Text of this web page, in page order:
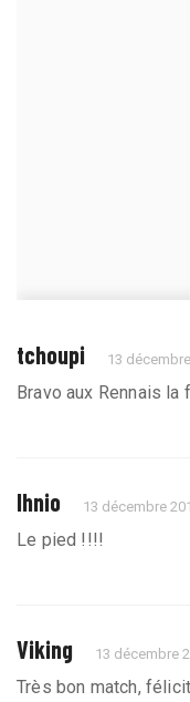
tchoupi 13
Bravo aux Rennais
Ihnio 13 décembre
Le pied !!!!
Viking 13 décembre
Très bon match,